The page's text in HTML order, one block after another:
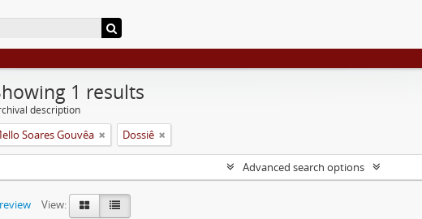
1 results
description
Soares Gouvêa Dossiê
Advanced search options
View: